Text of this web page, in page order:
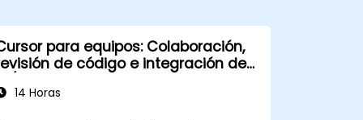
para equipos: Colaboración,
de código e integración de
14 Horas